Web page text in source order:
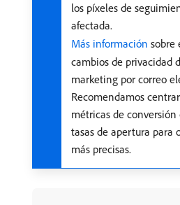
los píxeles de
afectada.
Más información sobre
cambios de privacidad
marketing por correo
Recomendamos
métricas de
tasas de apertura para
más precisas.